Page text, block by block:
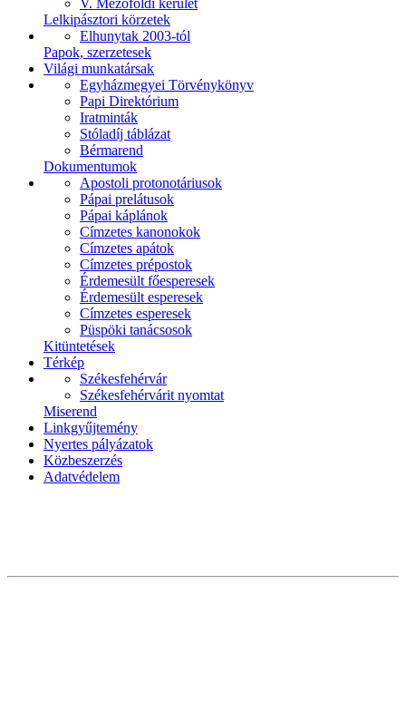
V. Mezőföldi kerület
Lelkipásztori körzetek
Elhunytak 2003-tól
Papok, szerzetesek
Világi munkatársak
Egyházmegyei Törvénykönyv
Papi Direktórium
Iratminták
Stóladíj táblázat
Bérmarend
Dokumentumok
Apostoli protonotáriusok
Pápai prelátusok
Pápai káplánok
Címzetes kanonokok
Címzetes apátok
Címzetes prépostok
Érdemesült főesperesek
Érdemesült esperesek
Címzetes esperesek
Püspöki tanácsosok
Kitüntetések
Térkép
Székesfehérvár
Székesfehérvárit nyomtat
Miserend
Linkgyűjtemény
Nyertes pályázatok
Közbeszerzés
Adatvédelem